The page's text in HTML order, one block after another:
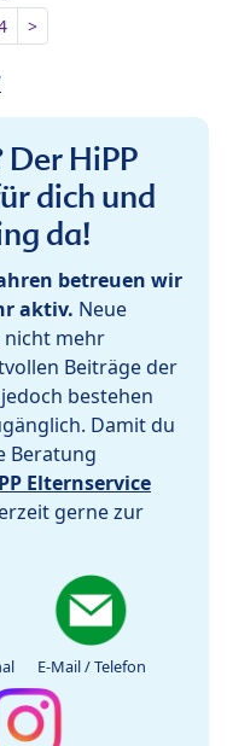
>
Der HiPP
dich und
da!
betreuen wir
aktiv. Neue
nicht mehr
Beiträge der
bestehen
Damit du
Beratung
Elternservice
gerne zur
E-Mail / Telefon